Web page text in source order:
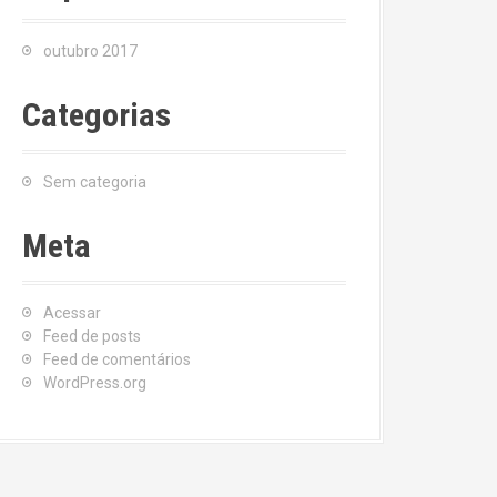
outubro 2017
Categorias
Sem categoria
Meta
Acessar
Feed de posts
Feed de comentários
WordPress.org